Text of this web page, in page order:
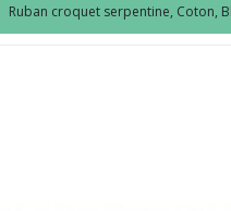
Ruban croquet serpentine, Coton,